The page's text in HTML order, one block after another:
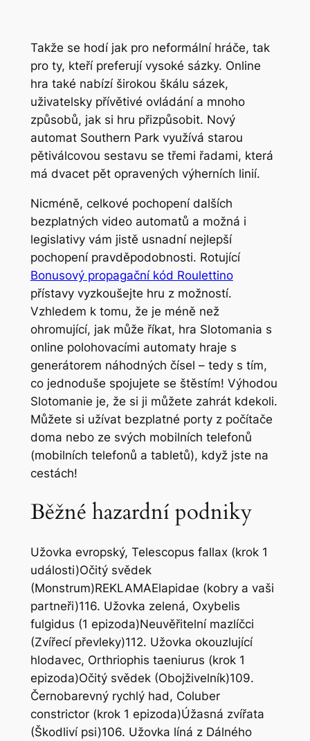
Takže se hodí jak pro neformální hráče, tak
pro ty, kteří preferují vysoké sázky. Online
hra také nabízí širokou škálu sázek,
uživatelsky přívětivé ovládání a mnoho
způsobů, jak si hru přizpůsobit. Nový
automat Southern Park využívá starou
pětiválcovou sestavu se třemi řadami, která
má dvacet pět opravených výherních linií.
Nicméně, celkové pochopení dalších
bezplatných video automatů a možná i
legislativy vám jistě usnadní nejlepší
pochopení pravděpodobnosti. Rotující
Bonusový propagační kód Roulettino
přístavy vyzkoušejte hru z možností.
Vzhledem k tomu, že je méně než
ohromující, jak může říkat, hra Slotomania s
online polohovacími automaty hraje s
generátorem náhodných čísel – tedy s tím,
co jednoduše spojujete se štěstím! Výhodou
Slotomanie je, že si ji můžete zahrát kdekoli.
Můžete si užívat bezplatné porty z počítače
doma nebo ze svých mobilních telefonů
(mobilních telefonů a tabletů), když jste na
cestách!
Běžné hazardní podniky
Užovka evropský, Telescopus fallax (krok 1
události)Očitý svědek
(Monstrum)REKLAMAElapidae (kobry a vaši
partneři)116. Užovka zelená, Oxybelis
fulgidus (1 epizoda)Neuvěřitelní mazlíčci
(Zvířecí převleky)112. Užovka okouzlující
hlodavec, Orthriophis taeniurus (krok 1
epizoda)Očitý svědek (Obojživelník)109.
Černobarevný rychlý had, Coluber
constrictor (krok 1 epizoda)Úžasná zvířata
(Škodliví psi)106. Užovka líná z Dálného